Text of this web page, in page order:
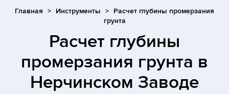
Главная Инструменты
Расчет глубины промерзания
грунта
Расчет глубины
промерзания грунта в
Нерчинском Заводе